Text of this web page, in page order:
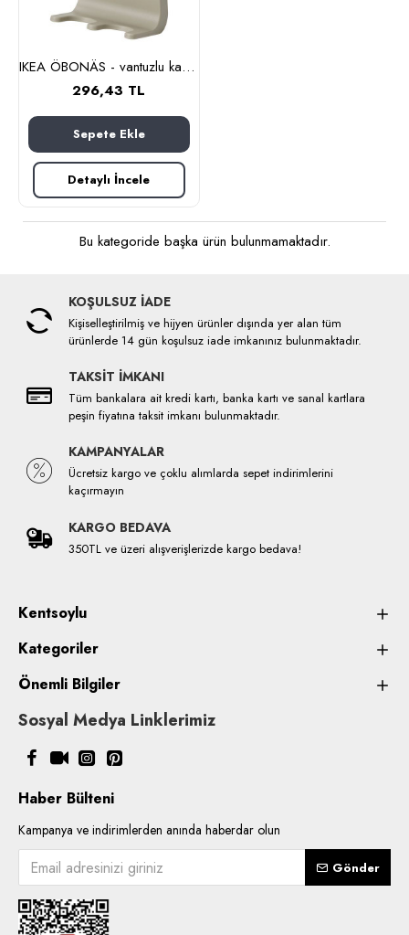
IKEA ÖBONÄS - vantuzlu kanca, 7x11 cm (gri-bej)
296,43 TL
Sepete Ekle
Detaylı İncele
Bu kategoride başka ürün bulunmamaktadır.
KOŞULSUZ İADE
Kişiselleştirilmiş ve hijyen ürünler dışında yer alan tüm
ürünlerde 14 gün koşulsuz iade imkanınız bulunmaktadır.
TAKSİT İMKANI
Tüm bankalara ait kredi kartı, banka kartı ve sanal kartlara
peşin fiyatına taksit imkanı bulunmaktadır.
KAMPANYALAR
Ücretsiz kargo ve çoklu alımlarda sepet indirimlerini
kaçırmayın
KARGO BEDAVA
350TL ve üzeri alışverişlerizde kargo bedava!
Kentsoylu
Kategoriler
Önemli Bilgiler
Sosyal Medya Linklerimiz
Haber Bülteni
Kampanya ve indirimlerden anında haberdar olun
Gönder